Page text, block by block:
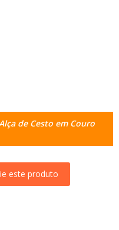
de Cesto em Couro
este produto